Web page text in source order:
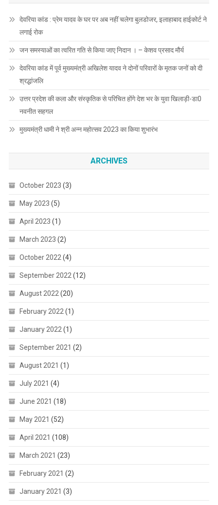
देवरिया कांड : प्रेम यादव के घर पर अब नहीं चलेगा बुलडोजर, इलाहाबाद हाईकोर्ट ने
लगाई रोक
जन समस्याओं का त्वरित गति से किया जाए निदान । – केशव प्रसाद मौर्य
देवरिया कांड में पूर्व मुख्यमंत्री अखिलेश यादव ने दोनों परिवारों के मृतक जनों को दी
श्रद्धांजलि
उत्तर प्रदेश की कला और संस्कृतिक से परिचित होंगे देश भर के युवा खिलाड़ी-डा0
नवनीत सहगल
मुख्यमंत्री धामी ने श्री अन्न महोत्सव 2023 का किया शुभारंभ
ARCHIVES
October 2023 (3)
May 2023 (5)
April 2023 (1)
March 2023 (2)
October 2022 (4)
September 2022 (12)
August 2022 (20)
February 2022 (1)
January 2022 (1)
September 2021 (2)
August 2021 (1)
July 2021 (4)
June 2021 (18)
May 2021 (52)
April 2021 (108)
March 2021 (23)
February 2021 (2)
January 2021 (3)